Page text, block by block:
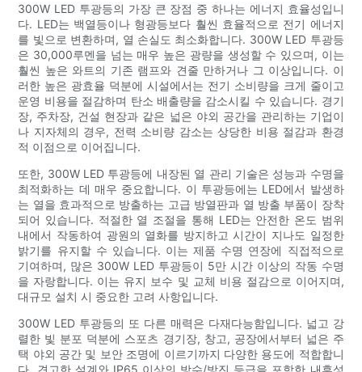
300W LED 투광등의 가장 큰 장점 중 하나는 에너지 효율성입니
다. LED는 백열등이나 형광등보다 훨씬 효율적으로 전기 에너지
를 빛으로 변환하며, 열 손실도 최소화합니다. 300W LED 투광등
은 30,000루멘을 넘는 매우 높은 광량을 생성할 수 있으며, 이는
훨씬 높은 와트의 기존 램프와 견줄 만하거나 그 이상입니다. 이
러한 높은 광효율 덕분에 시설에서는 전기 소비량을 크게 줄이고
운영 비용을 절감하며 탄소 배출량을 감소시킬 수 있습니다. 경기
장, 주차장, 건설 현장과 같은 넓은 야외 공간을 관리하는 기업이
나 지자체의 경우, 전력 소비량 감소는 상당한 비용 절감과 환경
적 이점으로 이어집니다.
또한, 300W LED 투광등에 내장된 열 관리 기술은 성능과 수명을
최적화하는 데 매우 중요합니다. 이 투광등에는 LED에서 발생하
는 열을 효과적으로 방출하는 고급 방열판과 열 방출 부품이 장착
되어 있습니다. 적절한 열 조절을 통해 LED는 안전한 온도 범위
내에서 작동하여 광원의 열화를 방지하고 시간이 지나도 일정한
밝기를 유지할 수 있습니다. 이는 제품 수명 연장에 직접적으로
기여하며, 많은 300W LED 투광등이 5만 시간 이상의 작동 수명
을 자랑합니다. 이는 유지 보수 및 교체 비용 절감으로 이어지며,
대규모 설치 시 중요한 고려 사항입니다.
300W LED 투광등의 또 다른 매력은 다재다능함입니다. 넓고 강
렬한 빛 분포 덕분에 스포츠 경기장, 창고, 공장에서부터 넓은 주
택 야외 공간 및 보안 조명에 이르기까지 다양한 용도에 적합합니
다. 견고한 설계와 IP65 이상의 방수/방진 등급을 포함한 내후성